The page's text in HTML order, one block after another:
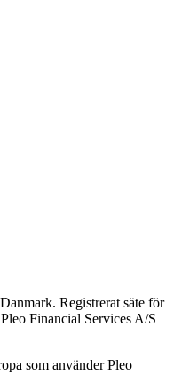
Registrerat säte för
Financial Services A/S
som använder Pleo